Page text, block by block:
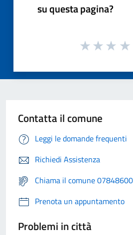
su questa pagina?
Contatta il comune
Leggi le domande frequenti
Richiedi Assistenza
Chiama il comune
Prenota un appuntamento
Problemi in città